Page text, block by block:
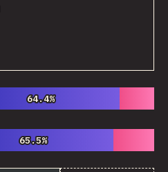
64.4%
64.4%
65.5%
65.5%